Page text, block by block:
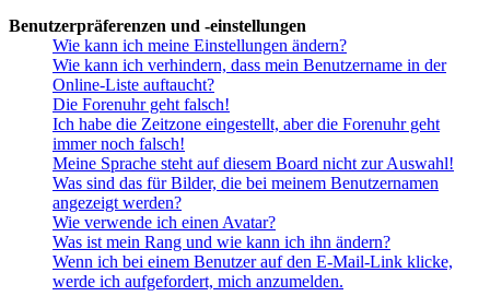
Benutzerpräferenzen und -einstellungen
Wie kann ich meine Einstellungen ändern?
Wie kann ich verhindern, dass mein Benutzername in der
Online-Liste auftaucht?
Die Forenuhr geht falsch!
Ich habe die Zeitzone eingestellt, aber die Forenuhr geht
immer noch falsch!
Meine Sprache steht auf diesem Board nicht zur Auswahl!
Was sind das für Bilder, die bei meinem Benutzernamen
angezeigt werden?
Wie verwende ich einen Avatar?
Was ist mein Rang und wie kann ich ihn ändern?
Wenn ich bei einem Benutzer auf den E-Mail-Link klicke,
werde ich aufgefordert, mich anzumelden.